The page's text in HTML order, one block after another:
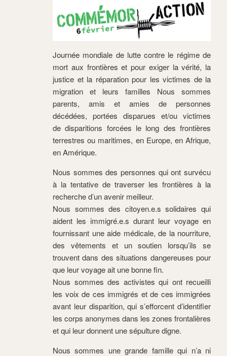
Journée mondiale de lutte contre le régime de
mort aux frontières et pour exiger la vérité, la
justice et la réparation pour les victimes de la
migration et leurs familles Nous sommes
parents, amis et amies de personnes
décédées, portées disparues et/ou victimes
de disparitions forcées le long des frontières
terrestres ou maritimes, en Europe, en Afrique,
en Amérique.
Nous sommes des personnes qui ont survécu
à la tentative de traverser les frontières à la
recherche d’un avenir meilleur.
Nous sommes des citoyen.e.s solidaires qui
aident les immigré.e.s durant leur voyage en
fournissant une aide médicale, de la nourriture,
des vêtements et un soutien lorsqu’ils se
trouvent dans des situations dangereuses pour
que leur voyage ait une bonne fin.
Nous sommes des activistes qui ont recueilli
les voix de ces immigrés et de ces immigrées
avant leur disparition, qui s’efforcent d’identifier
les corps anonymes dans les zones frontalières
et qui leur donnent une sépulture digne.
Nous sommes une grande famille qui n’a ni